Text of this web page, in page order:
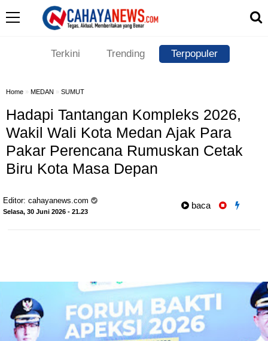
Terkini Trending Terpopuler
Home » MEDAN » SUMUT
Hadapi Tantangan Kompleks 2026,
Wakil Wali Kota Medan Ajak Para
Pakar Perencana Rumuskan Cetak
Biru Kota Masa Depan
Editor: cahayanews.com
Selasa, 30 Juni 2026 - 21.23
baca